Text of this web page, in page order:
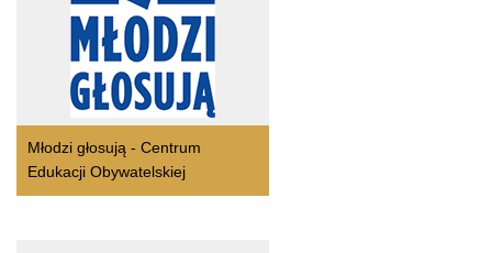
Młodzi głosują - Centrum
Edukacji Obywatelskiej